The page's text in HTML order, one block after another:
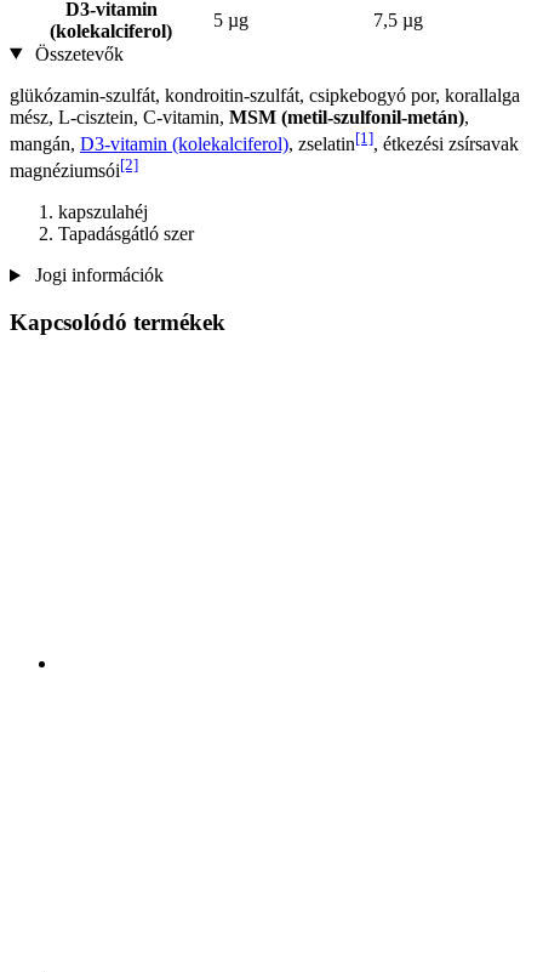
D3-vitamin
(kolekalciferol)
5 µg
7,5 µg
Összetevők
glükózamin-szulfát, kondroitin-szulfát, csipkebogyó por, korallalga
mész, L-cisztein, C-vitamin, MSM (metil-szulfonil-metán),
mangán, D3-vitamin (kolekalciferol), zselatin[1], étkezési zsírsavak
magnéziumsói[2]
kapszulahéj
Tapadásgátló szer
Jogi információk
Kapcsolódó termékek